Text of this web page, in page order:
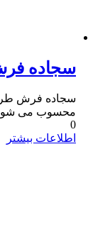
سجاده
سجاده فرش
محسوب می
0
اطلاعات بیشتر